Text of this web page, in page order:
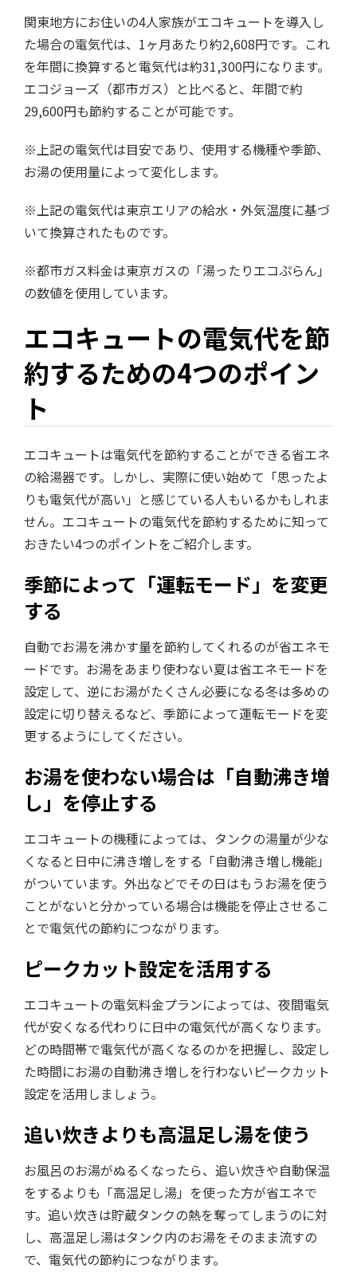
関東地方にお住いの4人家族がエコキュートを導入し
た場合の電気代は、1ヶ月あたり約2,608円です。これ
を年間に換算すると電気代は約31,300円になります。
エコジョーズ（都市ガス）と比べると、年間で約
29,600円も節約することが可能です。
※上記の電気代は目安であり、使用する機種や季節、
お湯の使用量によって変化します。
※上記の電気代は東京エリアの給水・外気温度に基づ
いて換算されたものです。
※都市ガス料金は東京ガスの「湯ったりエコぷらん」
の数値を使用しています。
エコキュートの電気代を節
約するための4つのポイン
ト
エコキュートは電気代を節約することができる省エネ
の給湯器です。しかし、実際に使い始めて「思ったよ
りも電気代が高い」と感じている人もいるかもしれま
せん。エコキュートの電気代を節約するために知って
おきたい4つのポイントをご紹介します。
季節によって「運転モード」を変更
する
自動でお湯を沸かす量を節約してくれるのが省エネモ
ードです。お湯をあまり使わない夏は省エネモードを
設定して、逆にお湯がたくさん必要になる冬は多めの
設定に切り替えるなど、季節によって運転モードを変
更するようにしてください。
お湯を使わない場合は「自動沸き増
し」を停止する
エコキュートの機種によっては、タンクの湯量が少な
くなると日中に沸き増しをする「自動沸き増し機能」
がついています。外出などでその日はもうお湯を使う
ことがないと分かっている場合は機能を停止させるこ
とで電気代の節約につながります。
ピークカット設定を活用する
エコキュートの電気料金プランによっては、夜間電気
代が安くなる代わりに日中の電気代が高くなります。
どの時間帯で電気代が高くなるのかを把握し、設定し
た時間にお湯の自動沸き増しを行わないピークカット
設定を活用しましょう。
追い炊きよりも高温足し湯を使う
お風呂のお湯がぬるくなったら、追い炊きや自動保温
をするよりも「高温足し湯」を使った方が省エネで
す。追い炊きは貯蔵タンクの熱を奪ってしまうのに対
し、高温足し湯はタンク内のお湯をそのまま流すの
で、電気代の節約につながります。